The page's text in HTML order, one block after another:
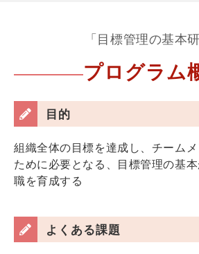
「目標管理の基本
プログラム
目的
組織全体の目標を達成し、チーム
ために必要となる、目標管理の基
職を育成する
よくある課題